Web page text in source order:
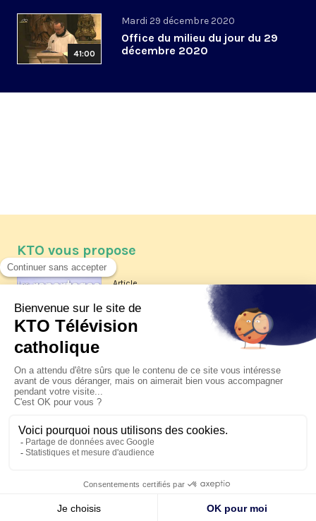
41:00
Mardi 29 décembre 2020
Office du milieu du jour du 29
décembre 2020
KTO vous propose
Article
Les reportages d'été 2026 de KTO
La visite pastorale du pape Léon
XIV à Assise à suivre sur KTO le
jeudi 6 août
Le pape en Uruguay, Argentine et
Pérou du 6 au 17 novembre 2026
© KTO 2026 — Mentions légales